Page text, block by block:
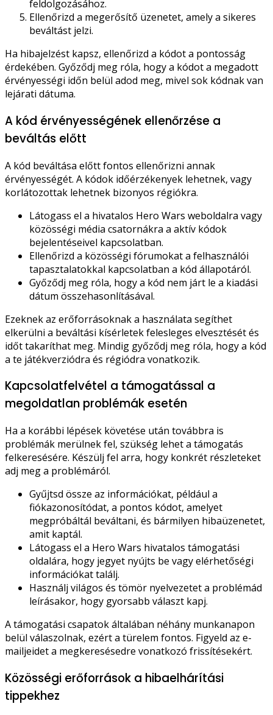
feldolgozásához.
Ellenőrizd a megerősítő üzenetet, amely a sikeres
beváltást jelzi.
Ha hibajelzést kapsz, ellenőrizd a kódot a pontosság
érdekében. Győződj meg róla, hogy a kódot a megadott
érvényességi időn belül adod meg, mivel sok kódnak van
lejárati dátuma.
A kód érvényességének ellenőrzése a
beváltás előtt
A kód beváltása előtt fontos ellenőrizni annak
érvényességét. A kódok időérzékenyek lehetnek, vagy
korlátozottak lehetnek bizonyos régiókra.
Látogass el a hivatalos Hero Wars weboldalra vagy
közösségi média csatornákra a aktív kódok
bejelentéseivel kapcsolatban.
Ellenőrizd a közösségi fórumokat a felhasználói
tapasztalatokkal kapcsolatban a kód állapotáról.
Győződj meg róla, hogy a kód nem járt le a kiadási
dátum összehasonlításával.
Ezeknek az erőforrásoknak a használata segíthet
elkerülni a beváltási kísérletek felesleges elvesztését és
időt takaríthat meg. Mindig győződj meg róla, hogy a kód
a te játékverziódra és régiódra vonatkozik.
Kapcsolatfelvétel a támogatással a
megoldatlan problémák esetén
Ha a korábbi lépések követése után továbbra is
problémák merülnek fel, szükség lehet a támogatás
felkeresésére. Készülj fel arra, hogy konkrét részleteket
adj meg a problémáról.
Gyűjtsd össze az információkat, például a
fiókazonosítódat, a pontos kódot, amelyet
megpróbáltál beváltani, és bármilyen hibaüzenetet,
amit kaptál.
Látogass el a Hero Wars hivatalos támogatási
oldalára, hogy jegyet nyújts be vagy elérhetőségi
információkat találj.
Használj világos és tömör nyelvezetet a problémád
leírásakor, hogy gyorsabb választ kapj.
A támogatási csapatok általában néhány munkanapon
belül válaszolnak, ezért a türelem fontos. Figyeld az e-
mailjeidet a megkeresésedre vonatkozó frissítésekért.
Közösségi erőforrások a hibaelhárítási
tippekhez